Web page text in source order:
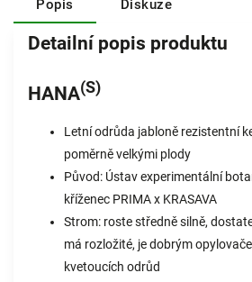
Popis Diskuze
Detailní popis produktu
HANA(S)
Letní odrůda jabloně rezistentní
poměrně velkými plody
Původ: Ústav experimentální
kříženec PRIMA x KRASAVA
Strom: roste středně silně,
má rozložité, je dobrým
kvetoucích odrůd